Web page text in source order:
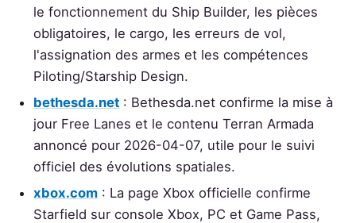
le fonctionnement du Ship Builder, les pièces
obligatoires, le cargo, les erreurs de vol,
l'assignation des armes et les compétences
Piloting/Starship Design.
bethesda.net : Bethesda.net confirme la mise à
jour Free Lanes et le contenu Terran Armada
annoncé pour 2026-04-07, utile pour le suivi
officiel des évolutions spatiales.
xbox.com : La page Xbox officielle confirme
Starfield sur console Xbox, PC et Game Pass,